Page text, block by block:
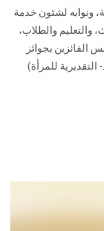
ونوابه لشئون خدمة
والتعليم والطلاب،
الفائزين بجوائز
للمرأة)